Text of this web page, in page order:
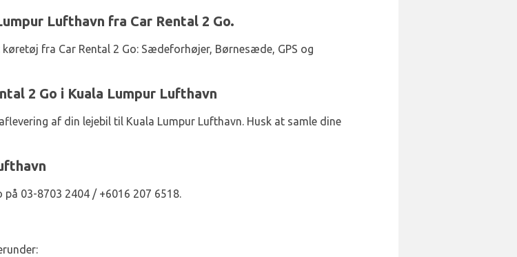
Lufthavn fra Car Rental 2 Go.
fra Car Rental 2 Go: Sædeforhøjer, Børnesæde, GPS og
2 Go i Kuala Lumpur Lufthavn
af din lejebil til Kuala Lumpur Lufthavn. Husk at samle dine
03-8703 2404 / +6016 207 6518.